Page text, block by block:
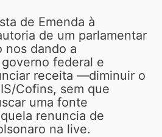
de Emenda à
de um parlamentar
nos dando a
federal e
receita —diminuir o
Cofins, sem que
uma fonte
renuncia de
na live.